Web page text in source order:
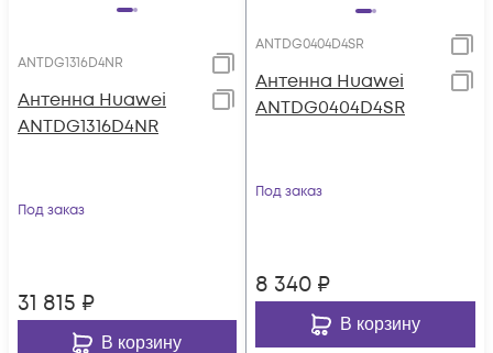
ANTDG1316D4NR
Антенна Huawei
ANTDG1316D4NR
Под заказ
31 815 ₽
В корзину
ANTDG0404D4SR
Антенна Huawei
ANTDG0404D4SR
Под заказ
8 340 ₽
В корзину